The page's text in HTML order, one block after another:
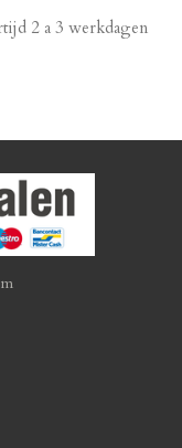
2 a 3 werkdagen